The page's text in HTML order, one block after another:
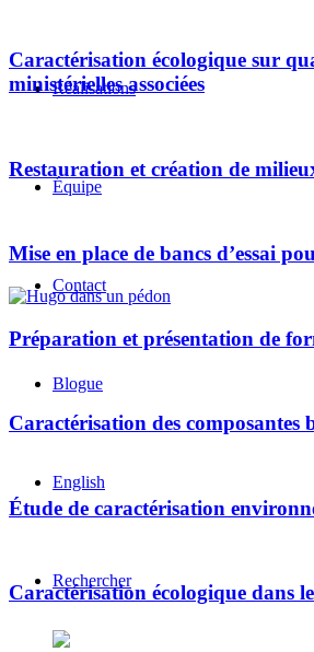
Réalisations
Équipe
Contact
Blogue
English
Rechercher
Caractérisation écologique sur
ministérielles associées
Restauration et création de
Mise en place de bancs d’essai
Préparation et présentation de
Caractérisation des
Étude de caractérisation
Caractérisation écologique dans